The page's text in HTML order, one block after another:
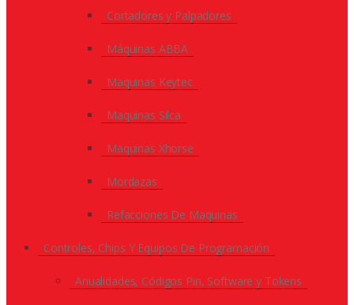
Cortadores y Palpadores
Máquinas ABBA
Maquinas Keytec
Maquinas Silca
Maquinas Xhorse
Mordazas
Refacciones De Maquinas
Controles, Chips Y Equipos De Programación
Anualidades, Códigos Pin, Software y Tokens